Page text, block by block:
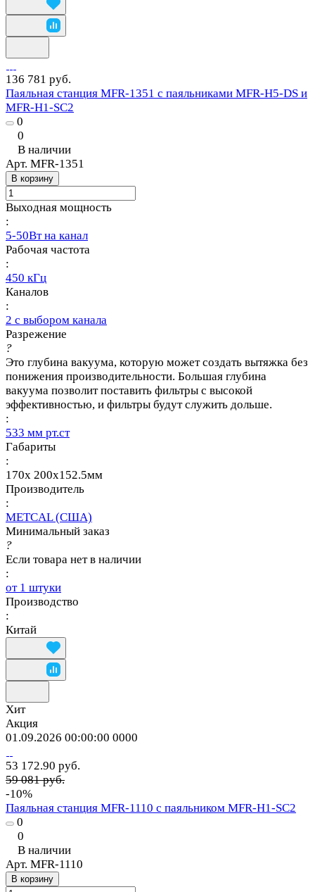
136 781 руб.
Паяльная станция MFR-1351 с паяльниками MFR-H5-DS и
MFR-H1-SC2
0
0
В наличии
Арт. MFR-1351
В корзину
Выходная мощность
:
5-50Вт на канал
Рабочая частота
:
450 кГц
Каналов
:
2 с выбором канала
Разрежение
?
Это глубина вакуума, которую может создать вытяжка без
понижения производительности. Большая глубина
вакуума позволит поставить фильтры с высокой
эффективностью, и фильтры будут служить дольше.
:
533 мм рт.ст
Габариты
:
170x 200x152.5мм
Производитель
:
METCAL (США)
Минимальный заказ
?
Если товара нет в наличии
:
от 1 штуки
Производство
:
Китай
Хит
Акция
01.09.2026 00:00:00 0000
53 172.90 руб.
59 081 руб.
-10%
Паяльная станция MFR-1110 с паяльником MFR-H1-SC2
0
0
В наличии
Арт. MFR-1110
В корзину